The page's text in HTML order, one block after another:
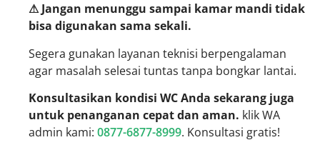
⚠ Jangan menunggu sampai kamar mandi tidak
bisa digunakan sama sekali.
Segera gunakan layanan teknisi berpengalaman
agar masalah selesai tuntas tanpa bongkar lantai.
Konsultasikan kondisi WC Anda sekarang juga
untuk penanganan cepat dan aman. klik WA
admin kami: 0877-6877-8999. Konsultasi gratis!